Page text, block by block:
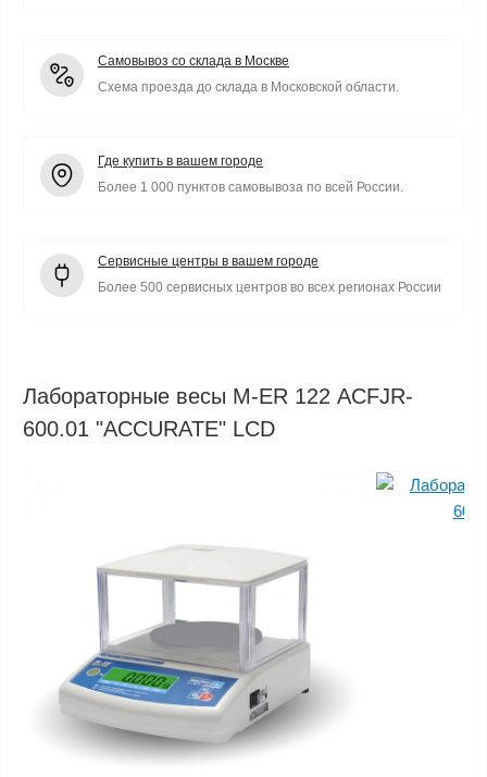
Самовывоз со склада в Москве
Схема проезда до склада в Московской области.
Где купить в вашем городе
Более 1 000 пунктов самовывоза по всей России.
Сервисные центры в вашем городе
Более 500 сервисных центров во всех регионах России
Лабораторные весы M-ER 122 АCFJR-
600.01 "ACCURATE" LСD